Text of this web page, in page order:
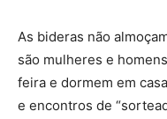
As bideras não
são mulheres e
feira e dormem em
e encontros de